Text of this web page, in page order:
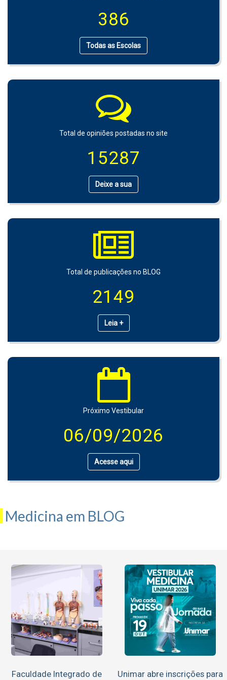
386
Todas as Escolas
Total de opiniões postadas no site
15287
Deixe a sua
Total de publicações no BLOG
2149
Leia +
Próximo Vestibular
06/09/2026
Acesse aqui
Medicina em BLOG
Faculdade Integrado de
Unimar abre inscrições para